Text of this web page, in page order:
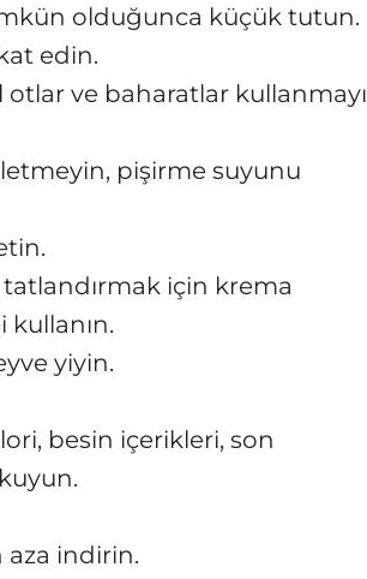
olduğunca küçük tutun.
edin.
ve baharatlar kullanmayı
pişirme suyunu
için krema
kullanın.
yiyin.
besin içerikleri, son
aza indirin.